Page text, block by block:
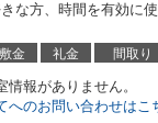
な方、時間を有効に
敷金 礼金 間取り
情報がありません。
へのお問い合わせはこ